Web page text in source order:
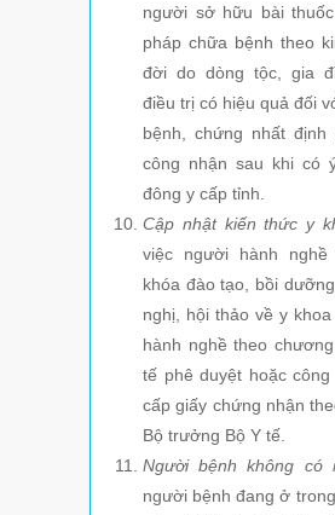
người sở hữu bài
pháp chữa bệnh theo
đời do dòng tộc, gia
điều trị có hiệu quả đối
bệnh, chứng nhất
công nhận sau khi có
đông y cấp tỉnh.
Cập nhật kiến thức y
việc người hành
khóa đào tạo, bồi
nghị, hội thảo về y
hành nghề theo
tế phê duyệt hoặc
cấp giấy chứng nhận
Bộ trưởng Bộ Y tế.
Người bệnh không có
người bệnh đang ở